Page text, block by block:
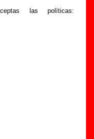
las políticas:
a medida que estén
con su publicación, los
(productor,